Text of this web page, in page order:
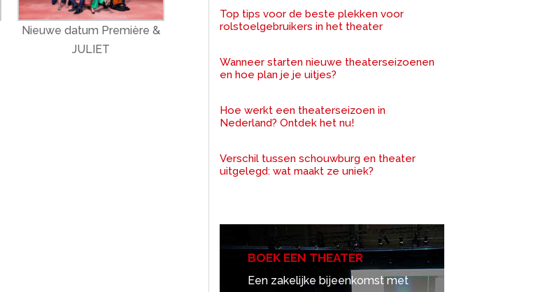
Nieuwe datum Première &
JULIET
Top tips voor de beste plekken voor
rolstoelgebruikers in het theater
Wanneer starten nieuwe theaterseizoenen
en hoe plan je je uitjes?
Hoe werkt een theaterseizoen in
Nederland? Ontdek het nu!
Verschil tussen schouwburg en theater
uitgelegd: wat maakt ze uniek?
BOEK EEN THEATER
Een zakelijke bijeenkomst met